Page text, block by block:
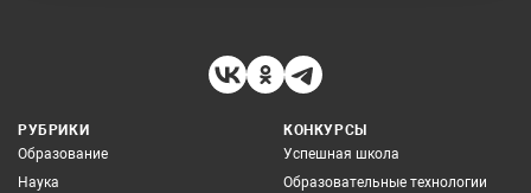
РУБРИКИ
Образование
Наука
КОНКУРСЫ
Успешная школа
Образовательные технологии